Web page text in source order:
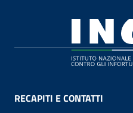
RECAPITI E CONTATTI